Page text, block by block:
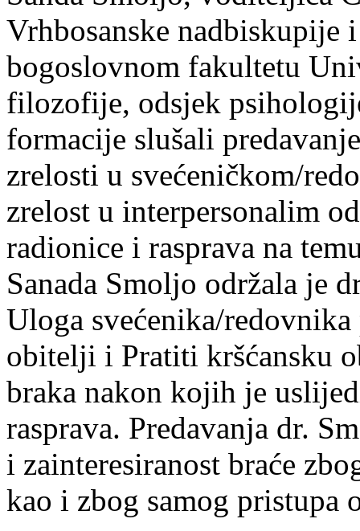
Vrhbosanske nadbiskupije
bogoslovnom fakultetu
filozofije, odsjek
formacije slušali
zrelosti u svećeničkom/
zrelost u interpersonalim
radionice i rasprava na
Sanada Smoljo održala je
Uloga svećenika/
obitelji i Pratiti kršćansku
braka nakon kojih je
rasprava. Predavanja dr.
i zainteresiranost braće
kao i zbog samog pristupa